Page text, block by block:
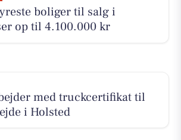
boliger til salg i
op til 4.100.000 kr
med truckcertifikat til
i Holsted